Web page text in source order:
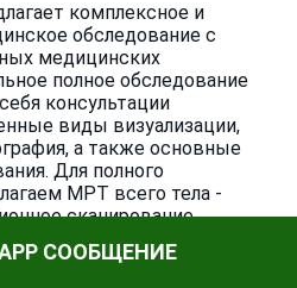
комплексное и
обследование с
медицинских
полное обследование
консультации
виды визуализации,
а также основные
Для полного
МРТ всего тела -
сканирование,
500 заболеваний, включая
болезней, давая вам
СООБЩЕНИЕ